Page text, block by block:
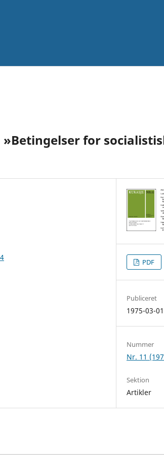
for
PDF
Publiceret
1975-03-01
Nummer
Nr. 11
Sektion
Artikler